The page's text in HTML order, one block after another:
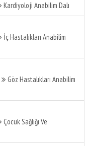
Kardiyoloji Anabilim Dalı
İç Hastalıkları Anabilim
Göz Hastalıkları Anabilim
Çocuk Sağlığı Ve